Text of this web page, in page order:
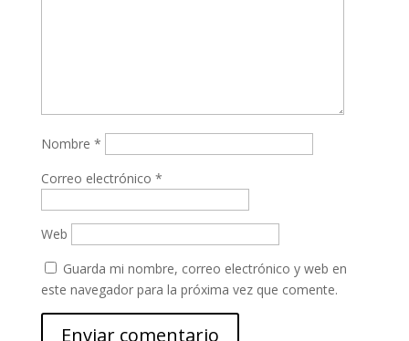
Nombre *
Correo electrónico *
Web
Guarda mi nombre, correo electrónico y web en
este navegador para la próxima vez que comente.